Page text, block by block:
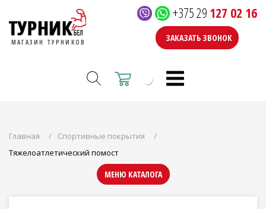
МАГАЗИН ТУРНИКОВ
+375 29 127 02 16
ЗАКАЗАТЬ ЗВОНОК
Главная
Спортивные покрытия
Тяжелоатлетический помост
МЕНЮ КАТАЛОГА